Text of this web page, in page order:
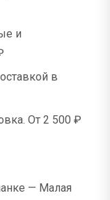
и
в
От 2 500 ₽
— Малая